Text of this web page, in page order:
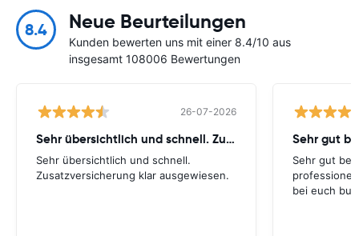
8.4 Neue Beurteilungen
Kunden bewerten uns mit einer 8.4/10 aus
insgesamt 108006 Bewertungen
26-07-2026
Sehr übersichtlich und schnell. Zusatzversicherung
Sehr übersichtlich und schnell.
Zusatzversicherung klar ausgewiesen.
Sehr gut
Sehr gut bei
bei euch